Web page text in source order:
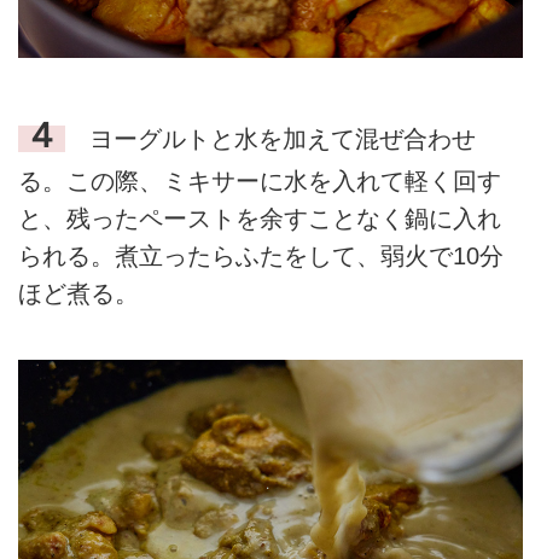
４
ヨーグルトと水を加えて混ぜ合わせ
る。この際、ミキサーに水を入れて軽く回す
と、残ったペーストを余すことなく鍋に入れ
られる。煮立ったらふたをして、弱火で10分
ほど煮る。